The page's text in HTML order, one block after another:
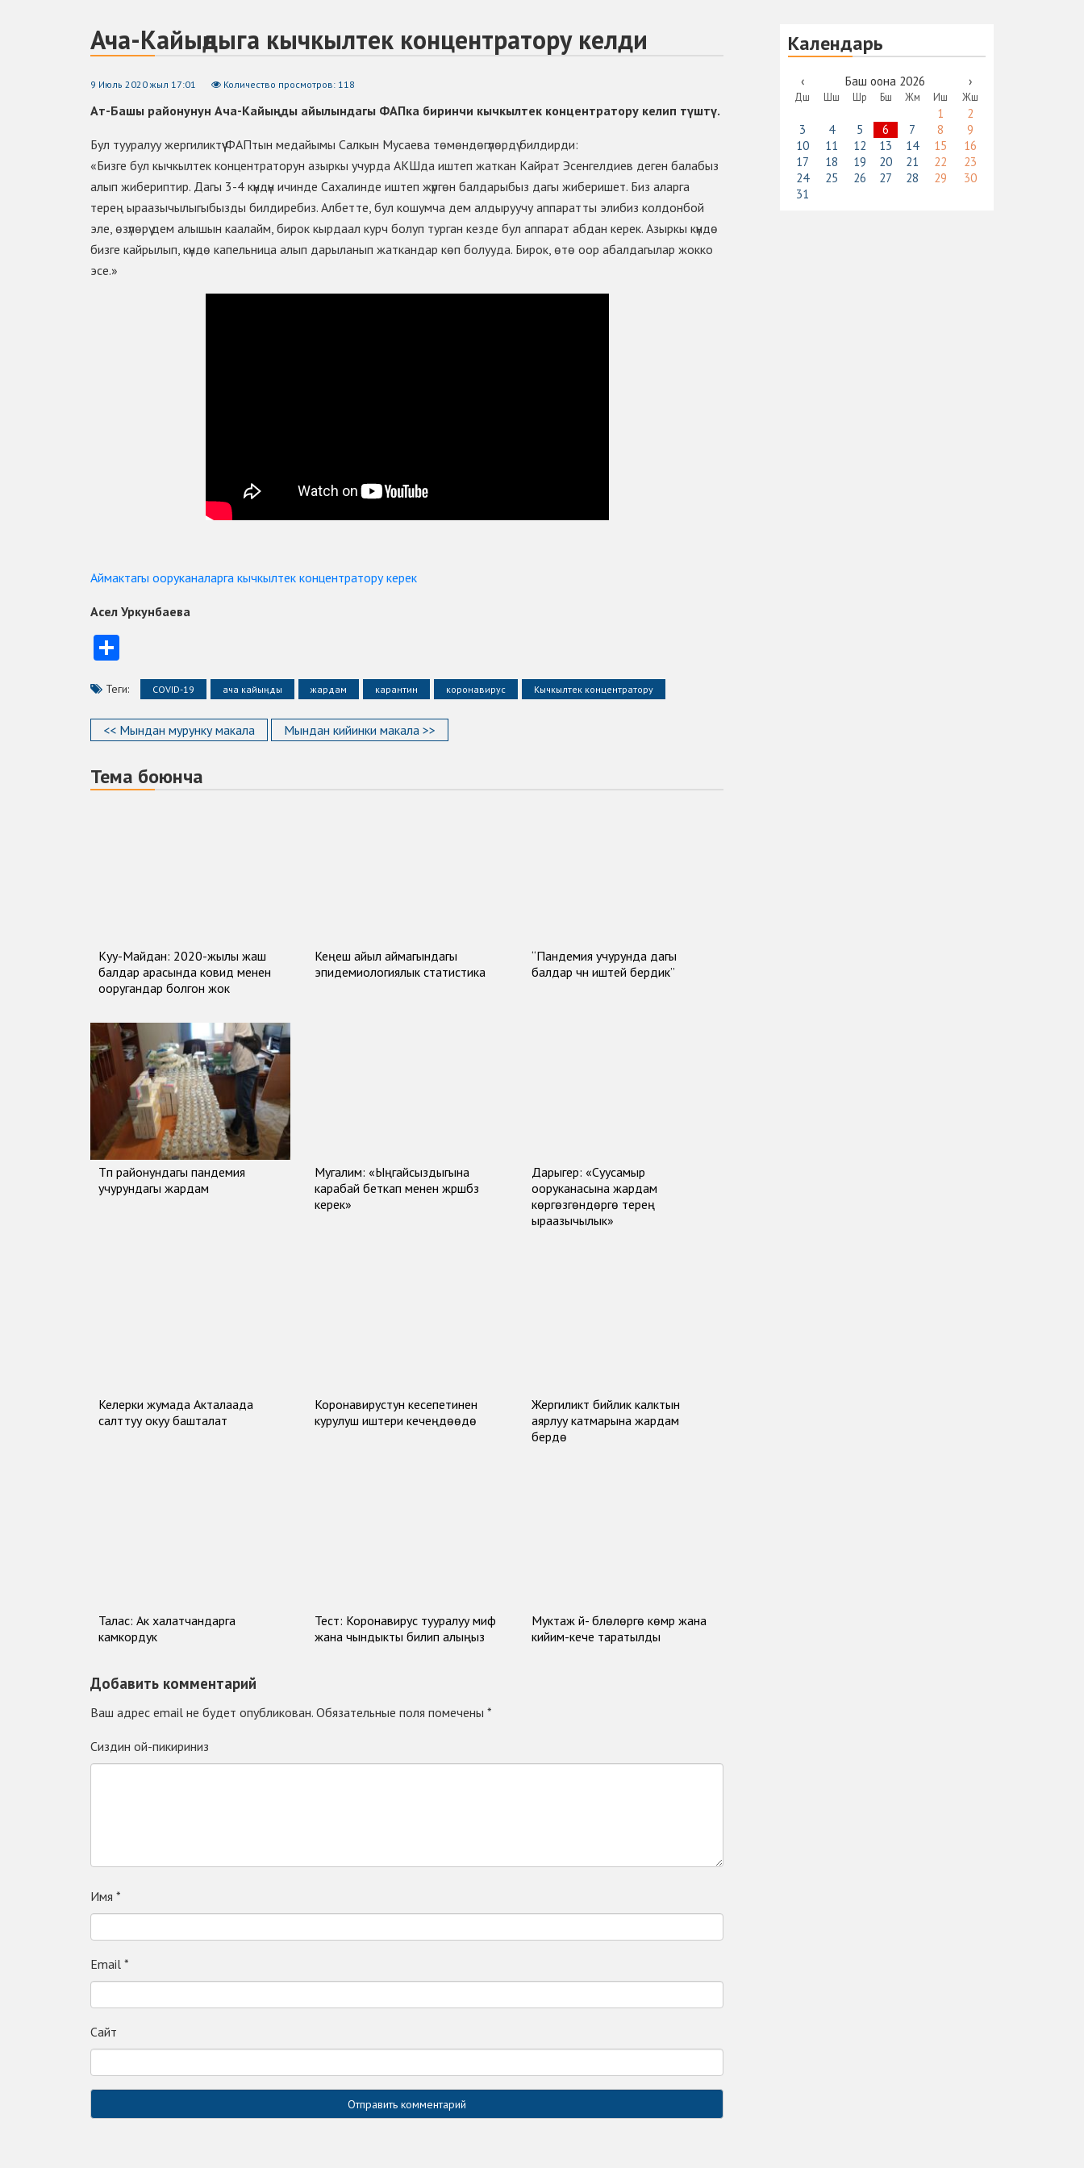
Ача-Кайыңдыга кычкылтек концентратору келди
9 Июль 2020 жыл 17:01 Количество просмотров: 118
Ат-Башы районунун Ача-Кайыңды айылындагы ФАПка биринчи кычкылтек концентратору келип түштү.
Бул тууралуу жергиликтүү ФАПтын медайымы Салкын Мусаева төмөндөгүлөрдү билдирди:
«Бизге бул кычкылтек концентраторун азыркы учурда АКШда иштеп жаткан Кайрат Эсенгелдиев деген балабыз
алып жибериптир. Дагы 3-4 күндүн ичинде Сахалинде иштеп жүргөн балдарыбыз дагы жиберишет. Биз аларга
терең ыраазычылыгыбызды билдиребиз. Албетте, бул кошумча дем алдыруучу аппаратты элибиз колдонбой
эле, өзүлөрү дем алышын каалайм, бирок кырдаал курч болуп турган кезде бул аппарат абдан керек. Азыркы күндө
бизге кайрылып, күндө капельница алып дарыланып жаткандар көп болууда. Бирок, өтө оор абалдагылар жокко
эсе.»
Аймактагы ооруканаларга кычкылтек концентратору керек
Асел Уркунбаева
Теги: COVID-19 ача кайыңды жардам карантин коронавирус Кычкылтек концентратору
<< Мындан мурунку макала Мындан кийинки макала >>
Тема боюнча
Куу-Майдан: 2020-жылы жаш
балдар арасында ковид менен
ооругандар болгон жок
Кеңеш айыл аймагындагы
эпидемиологиялык статистика
“Пандемия учурунда дагы
балдар үчүн иштей бердик”
Түп районундагы пандемия
учурундагы жардам
Мугалим: «Ыңгайсыздыгына
карабай беткап менен жүрүшүбүз
керек»
Дарыгер: «Суусамыр
ооруканасына жардам
көргөзгөндөргө терең
ыраазычылык»
Келерки жумада Акталаада
салттуу окуу башталат
Коронавирустун кесепетинен
курулуш иштери кечеңдөөдө
Жергиликтүү бийлик калктын
аярлуу катмарына жардам
берүүдө
Талас: Ак халатчандарга
камкордук
Тест: Коронавирус тууралуу миф
жана чындыкты билип алыңыз
Муктаж үй- бүлөлөргө көмүр жана
кийим-кече таратылды
Добавить комментарий
Ваш адрес email не будет опубликован. Обязательные поля помечены *
Сиздин ой-пикириниз
Имя *
Email *
Сайт
Календарь
‹ Баш оона 2026 ›
Дш Шш Шр Бш Жм Иш Жш
1
2
3
4 5 6 7 8
9
10
11 12 13 14 15
16
17
18 19 20 21 22
23
24
25 26 27 28 29
30
31